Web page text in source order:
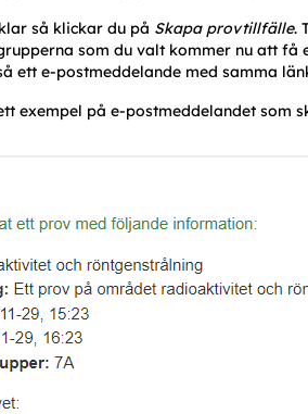
så klickar du på Skapa provtillfälle.
som du valt kommer nu att
ett e-postmeddelande med samma
exempel på e-postmeddelandet som